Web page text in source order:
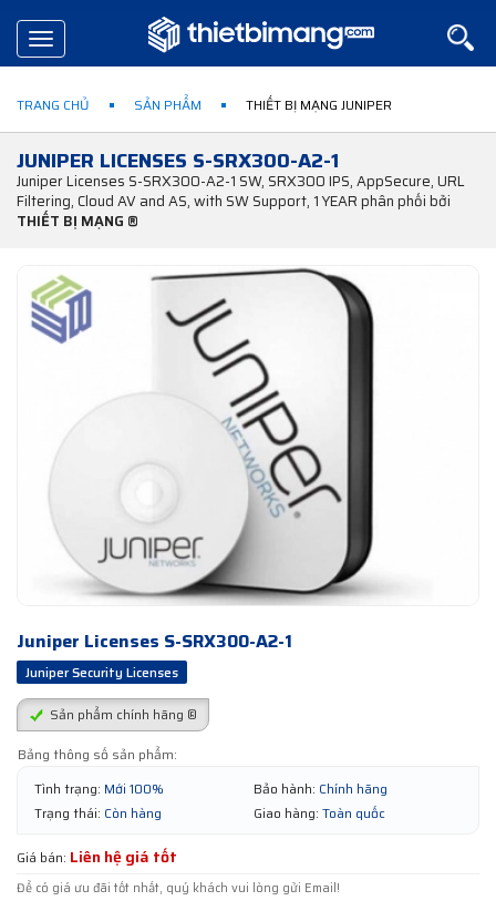
Toggle
navigation
TRANG CHỦ SẢN PHẨM THIẾT BỊ MẠNG JUNIPER
JUNIPER LICENSES S-SRX300-A2-1
Juniper Licenses S-SRX300-A2-1 SW, SRX300 IPS, AppSecure, URL
Filtering, Cloud AV and AS, with SW Support, 1 YEAR phân phối bởi
THIẾT BỊ MẠNG ®
Juniper Licenses S-SRX300-A2-1
Juniper Security Licenses
Sản phẩm chính hãng ®
Bảng thông số sản phẩm:
Tình trạng: Mới 100% Bảo hành: Chính hãng
Trạng thái: Còn hàng Giao hàng: Toàn quốc
Giá bán: Liên hệ giá tốt
Để có giá ưu đãi tốt nhất, quý khách vui lòng gửi Email!